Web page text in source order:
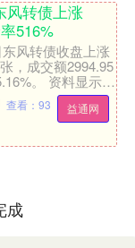
风转债上涨
516%
风转债收盘上涨
，成交额2994.95
。 资料显示，
，债券....
益通网
查看：93
成